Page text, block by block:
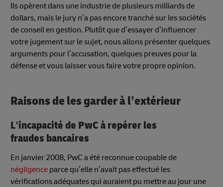
Ils opèrent dans une industrie de plusieurs milliards de
dollars, mais le jury n’a pas encore tranché sur les sociétés
de conseil en gestion. Plutôt que d’essayer d’influencer
votre jugement sur le sujet, nous allons présenter quelques
arguments pour l’accusation, quelques preuves pour la
défense et vous laisser vous faire votre propre opinion.
Raisons de les garder à l’extérieur
L’incapacité de PwC à repérer les
fraudes bancaires
En janvier 2008, PwC a été reconnue coupable de
négligence parce qu’elle n’avait pas effectué les
vérifications adéquates qui auraient pu mettre au jour une